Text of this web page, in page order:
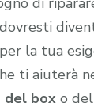
la tua
ti aiuterà
del box o del